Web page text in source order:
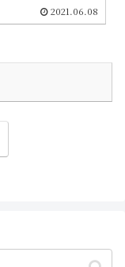
[ブラック]」をご紹
エルノヴァ自体は
月にはホワイト
れました。今回の
登場したことにより
マイズの幅がさら
た。後半には簡単
ど今後30MMシリ
される注目のアイ
2021.06.08